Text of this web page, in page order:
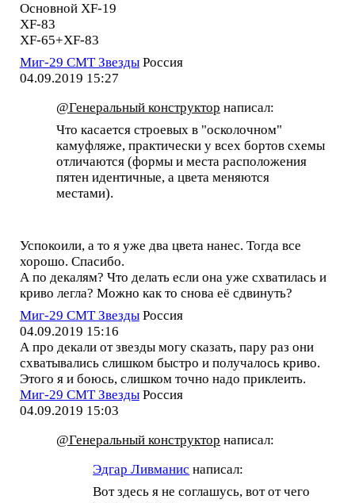
Основной XF-19
XF-83
XF-65+XF-83
Миг-29 СМТ Звезды Россия
04.09.2019 15:27
@Генеральный конструктор написал:
Что касается строевых в "осколочном"
камуфляже, практически у всех бортов схемы
отличаются (формы и места расположения
пятен идентичные, а цвета меняются
местами).
Успокоили, а то я уже два цвета нанес. Тогда все
хорошо. Спасибо.
А по декалям? Что делать если она уже схватилась и
криво легла? Можно как то снова её сдвинуть?
Миг-29 СМТ Звезды Россия
04.09.2019 15:16
А про декали от звезды могу сказать, пару раз они
схватывались слишком быстро и получалось криво.
Этого я и боюсь, слишком точно надо приклеить.
Миг-29 СМТ Звезды Россия
04.09.2019 15:03
@Генеральный конструктор написал:
Эдгар Ливманис написал:
Вот здесь я не соглашусь, вот от чего